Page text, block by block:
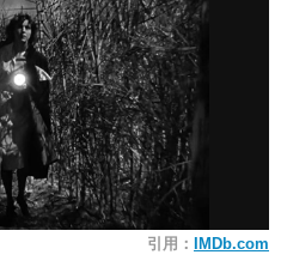
引用： IMDb.com